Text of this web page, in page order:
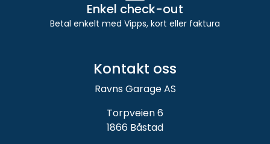
Enkel check-out
Betal enkelt med Vipps, kort eller faktura
Kontakt oss
Ravns Garage AS
Torpveien 6
1866 Båstad